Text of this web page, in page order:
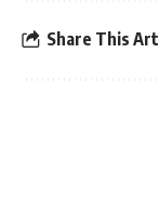
Share This